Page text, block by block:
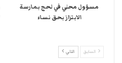
مسؤول محلي في لحج بمارسة
الابتزاز بحق نساء
السابق التالي